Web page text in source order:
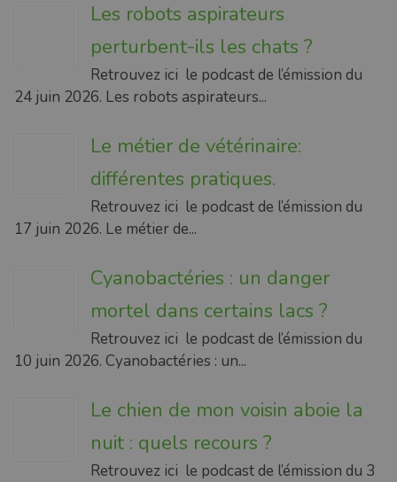
Les robots aspirateurs
perturbent-ils les chats ?
Retrouvez ici le podcast de l’émission du
24 juin 2026. Les robots aspirateurs...
Le métier de vétérinaire:
différentes pratiques.
Retrouvez ici le podcast de l’émission du
17 juin 2026. Le métier de...
Cyanobactéries : un danger
mortel dans certains lacs ?
Retrouvez ici le podcast de l’émission du
10 juin 2026. Cyanobactéries : un...
Le chien de mon voisin aboie la
nuit : quels recours ?
Retrouvez ici le podcast de l’émission du 3